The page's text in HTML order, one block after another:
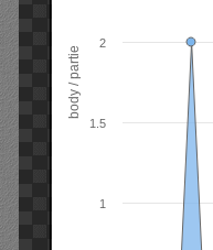
body / partie
1
1.5
2